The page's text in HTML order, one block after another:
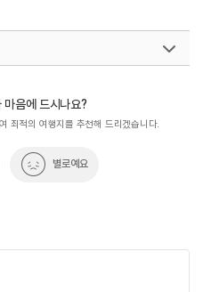
마음에 드시나요?
최적의 여행지를 추천해 드리겠습니다.
별로예요